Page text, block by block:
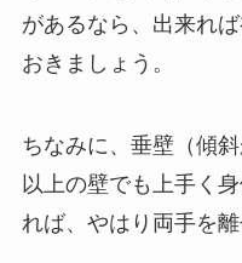
があるなら、出来れ
おきましょう。
ちなみに、垂壁（傾
以上の壁でも上手く
れば、やはり両手を離